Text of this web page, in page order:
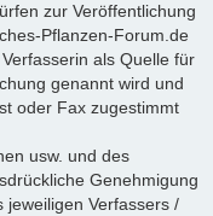
zur Veröffentlichung
Pflanzen-Forum.de
als Quelle für
genannt wird und
oder Fax zugestimmt
usw. und des
Genehmigung
jeweiligen Verfassers /